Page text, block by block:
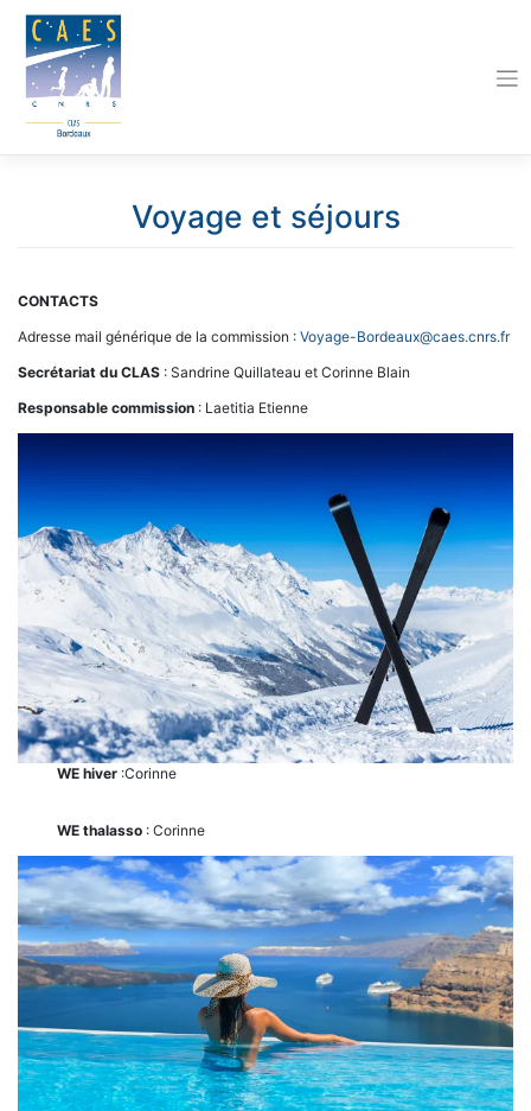
content
Voyage et séjours
CONTACTS
Adresse mail générique de la commission : Voyage-Bordeaux@caes.cnrs.fr
Secrétariat du CLAS : Sandrine Quillateau et Corinne Blain
Responsable commission : Laetitia Etienne
WE hiver :Corinne
WE thalasso : Corinne